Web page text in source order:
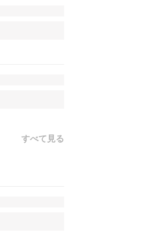
すべて見る